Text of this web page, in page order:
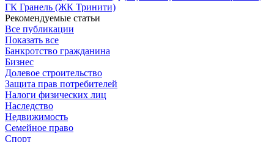
ГК Гранель (ЖК Тринити)
Рекомендуемые статьи
Все публикации
Показать все
Банкротство гражданина
Бизнес
Долевое строительство
Защита прав потребителей
Налоги физических лиц
Наследство
Недвижимость
Семейное право
Спорт